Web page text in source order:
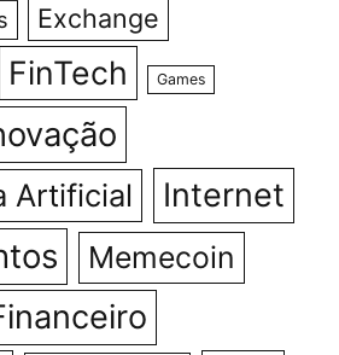
Exchange
FinTech Games
Artificial Internet
Memecoin